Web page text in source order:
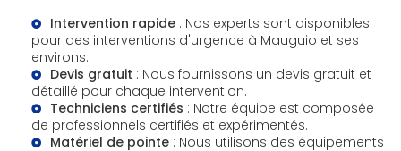
Intervention rapide : Nos experts sont disponibles
pour des interventions d'urgence à Mauguio et ses
environs.
Devis gratuit : Nous fournissons un devis gratuit et
détaillé pour chaque intervention.
Techniciens certifiés : Notre équipe est composée
de professionnels certifiés et expérimentés.
Matériel de pointe : Nous utilisons des équipements